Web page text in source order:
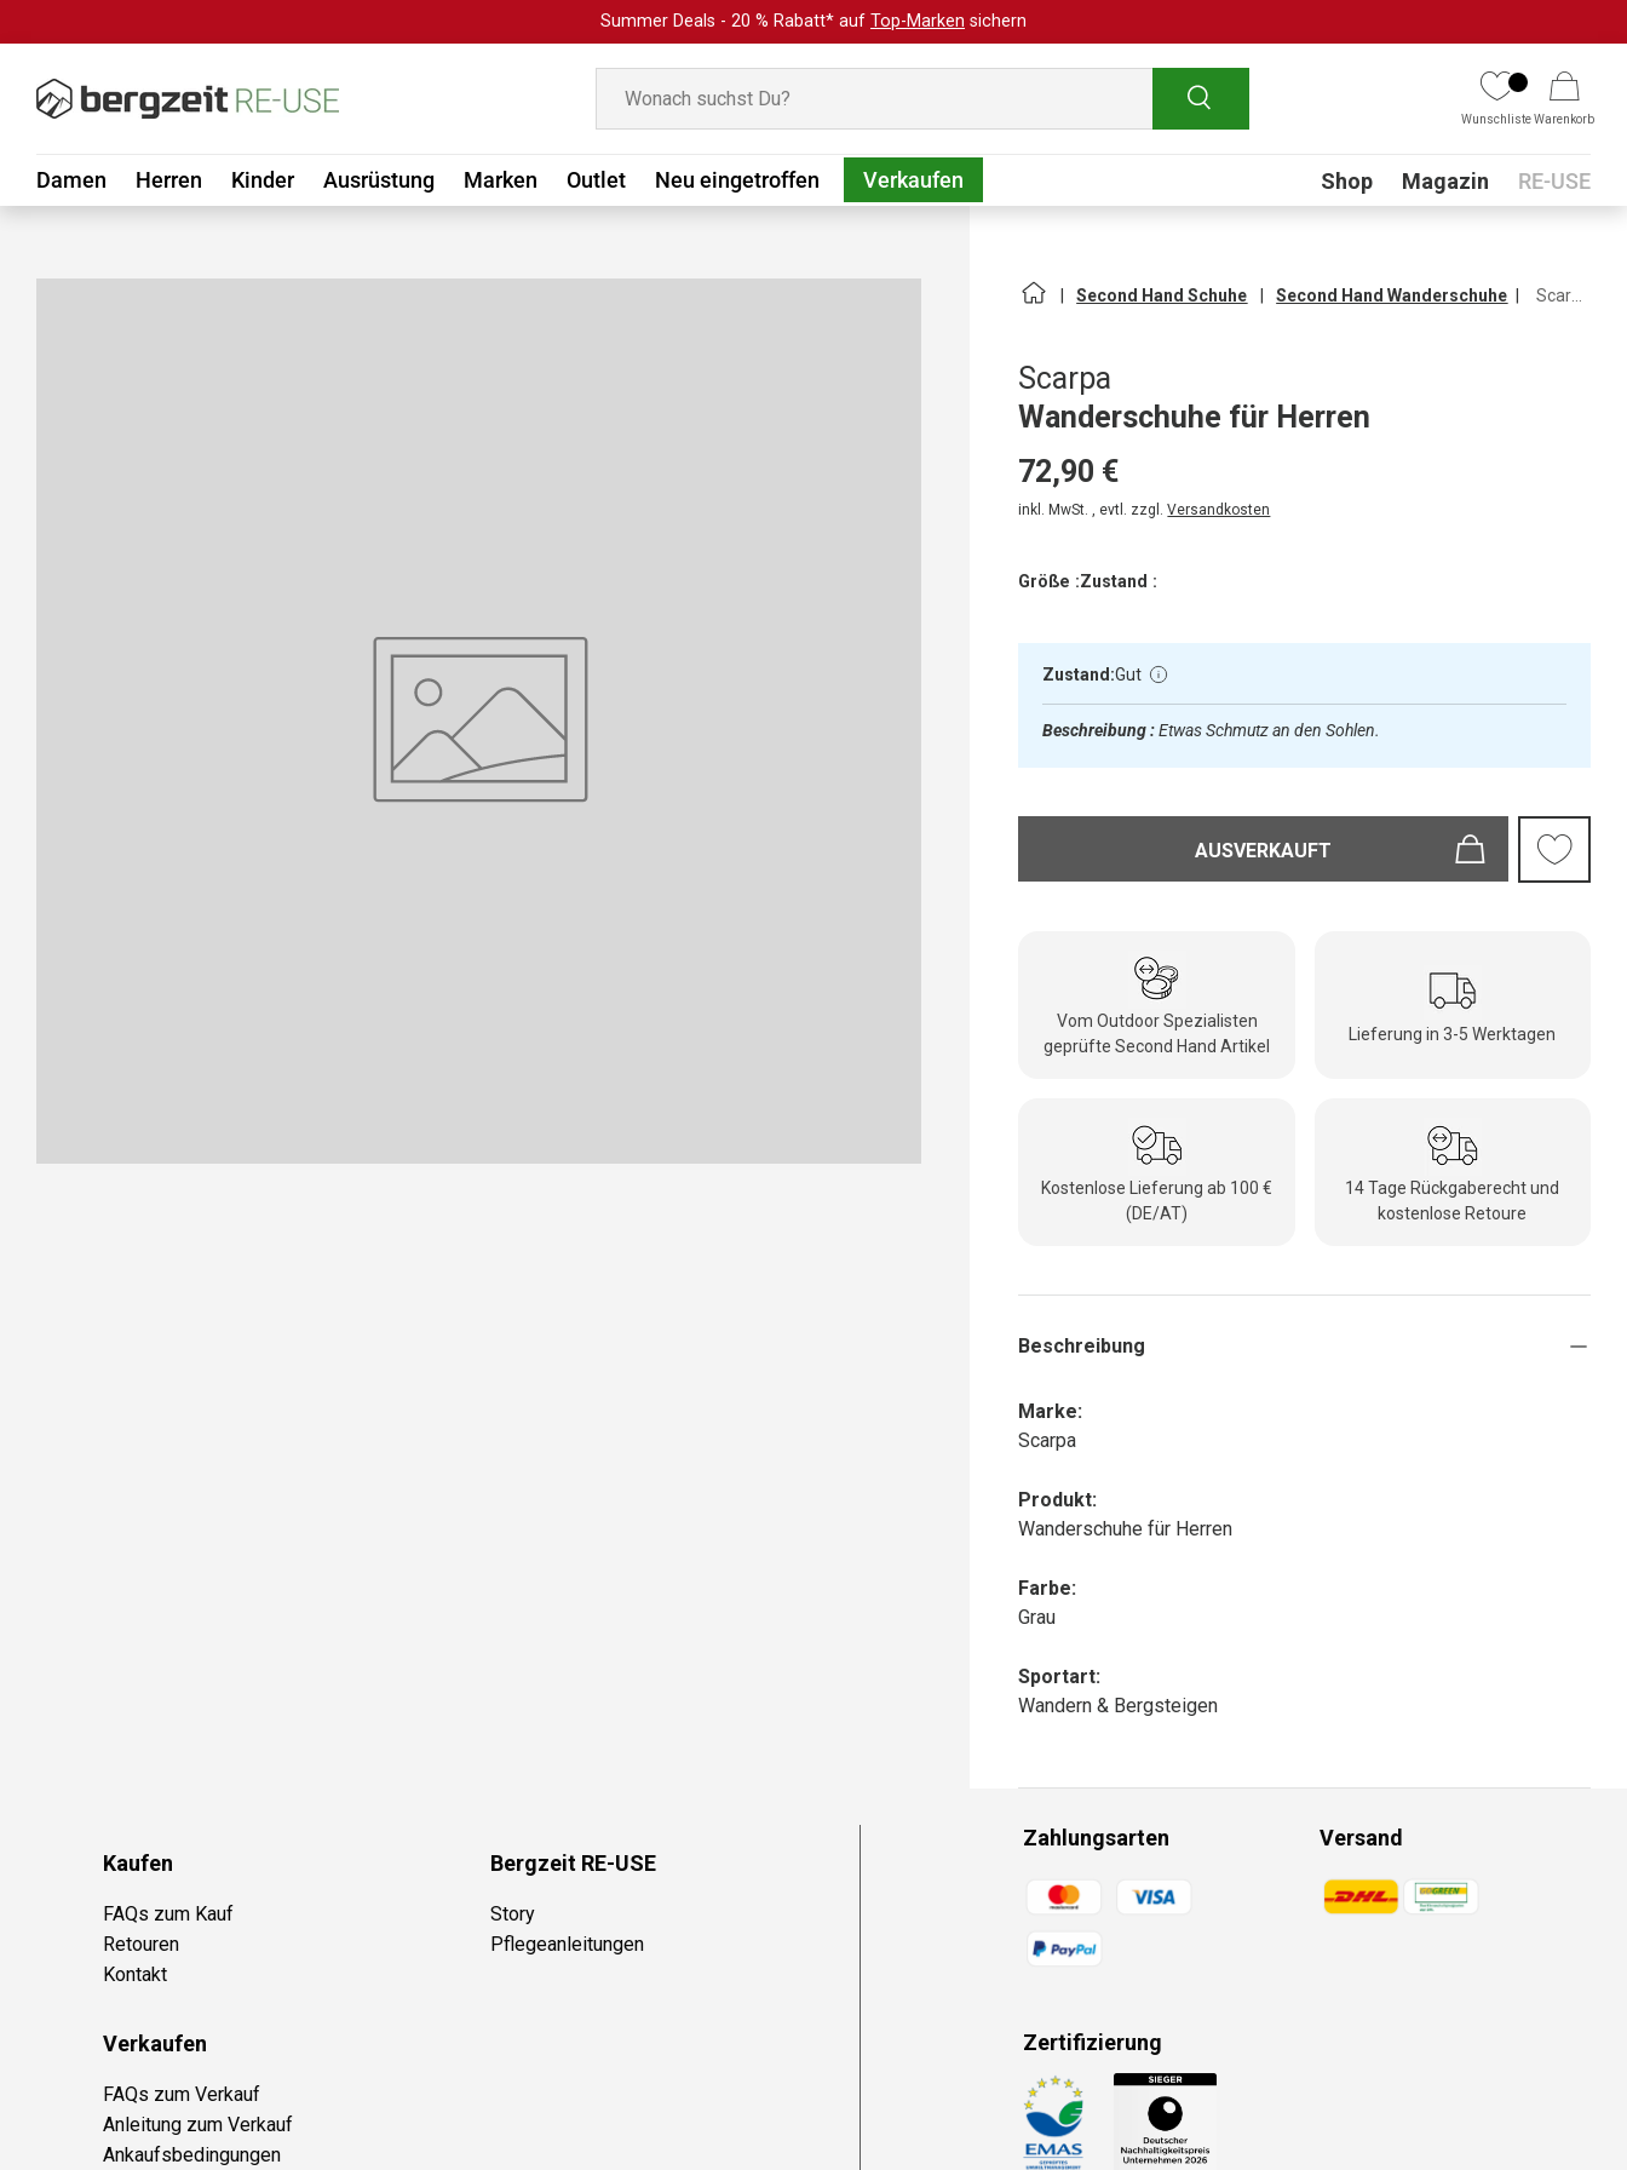
Summer Deals - 20 % Rabatt* auf Top-Marken sichern
Suchen
WunschlisteWarenkorb
Damen Herren Kinder Ausrüstung Marken Outlet Neu eingetroffen Verkaufen Submenu
Shop Magazin RE-USE
Second Hand Schuhe Second Hand Wanderschuhe
Scarpa
Wanderschuhe für Herren
72,90 €
inkl. MwSt. , evtl. zzgl.Versandkosten
Größe :Zustand :
Zustand:Gut
Beschreibung :Etwas Schmutz an den Sohlen.
AUSVERKAUFT
Vom Outdoor Spezialisten
geprüfte Second Hand Artikel
Lieferung in 3-5 Werktagen
Kostenlose Lieferung ab 100 €
(DE/AT)
14 Tage Rückgaberecht und
kostenlose Retoure
Beschreibung
Marke:
Scarpa
Produkt:
Wanderschuhe für Herren
Farbe:
Grau
Sportart:
Wandern & Bergsteigen
Kaufen
FAQs zum Kauf
Retouren
Kontakt
Bergzeit RE-USE
Story
Pflegeanleitungen
Verkaufen
FAQs zum Verkauf
Anleitung zum Verkauf
Ankaufsbedingungen
Zahlungsarten
Zahlungsmethoden
Versand
Zahlungsmethoden
Zertifizierung
Zahlungsmethoden